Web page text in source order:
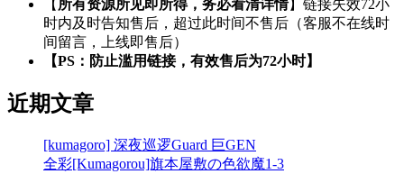
【 所有资源所见即所得，务必看清详情】链接失效72小
时内及时告知售后，超过此时间不售后（客服不在线时
间留言，上线即售后）
【PS：防止滥用链接，有效售后为72小时】
近期文章
[kumagoro] 深夜巡逻Guard 巨GEN
全彩[Kumagorou]旗本屋敷の色欲魔1-3